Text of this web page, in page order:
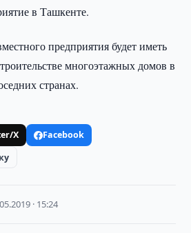
в Ташкенте.
предприятия будет иметь
многоэтажных домов в
странах.
X
Facebook
· 15:24